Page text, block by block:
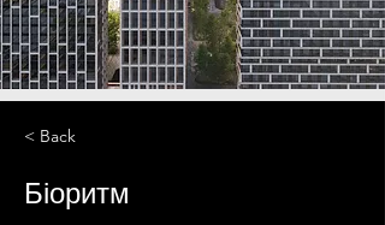
< Back
Біоритм